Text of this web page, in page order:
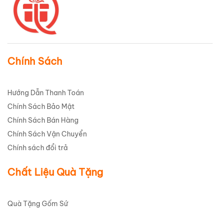
Chính Sách
Hướng Dẫn Thanh Toán
Chính Sách Bảo Mật
Chính Sách Bán Hàng
Chính Sách Vận Chuyển
Chính sách đổi trả
Chất Liệu Quà Tặng
Quà Tặng Gốm Sứ